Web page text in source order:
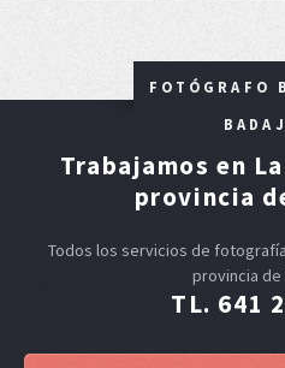
FOTÓGRAFO
Trabajamos en
provincia
Todos los servicios de
provincia de
TL. 641